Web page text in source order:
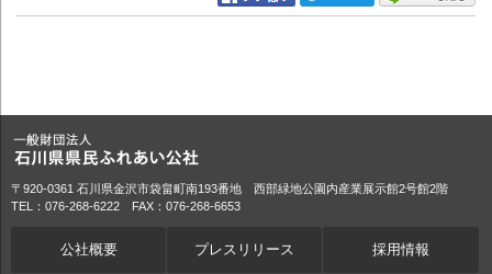
〒920-0361 石川県金沢市袋畠町南193番地 西部緑地公園内産業展示館2号館2階
TEL：076-268-6222 FAX：076-268-6653
公社概要 プレスリリース 採用情報